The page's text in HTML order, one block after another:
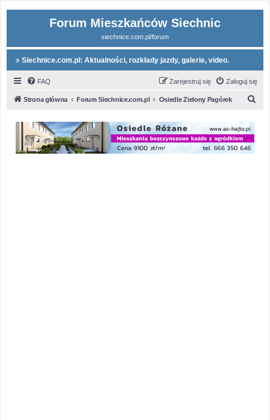
Forum Mieszkańców Siechnic
siechnice.com.pl/forum
Siechnice.com.pl: Aktualności, rozkłady jazdy, galerie, video.
FAQ Zaloguj się
Zarejestruj się
Strona główna Forum Siechnice.com.pl Osiedle Zielony Pagórek